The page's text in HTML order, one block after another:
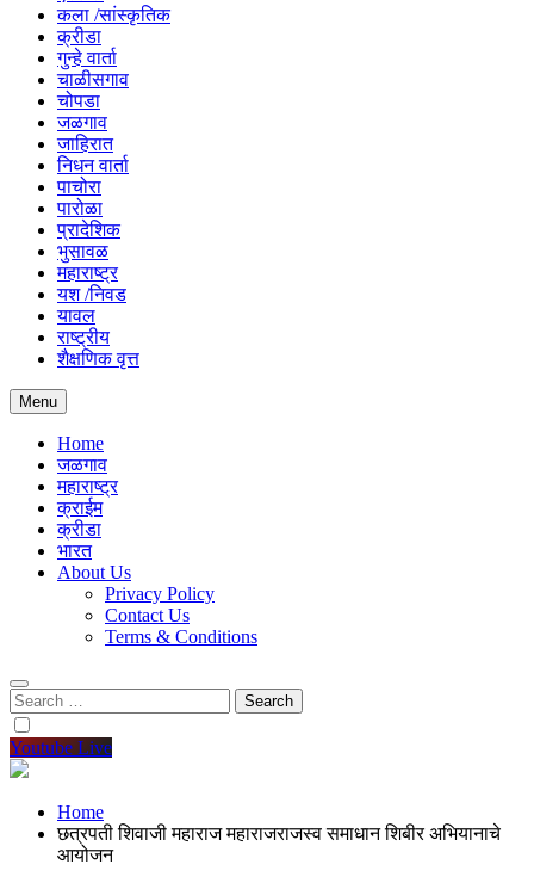
कला /सांस्कृतिक
क्रीडा
गुन्हे वार्ता
चाळीसगाव
चोपडा
जळगाव
जाहिरात
निधन वार्ता
पाचोरा
पारोळा
प्रादेशिक
भुसावळ
महाराष्ट्र
यश /निवड
यावल
राष्ट्रीय
शैक्षणिक वृत्त
Menu
Home
जळगाव
महाराष्ट्र
क्राईम
क्रीडा
भारत
About Us
Privacy Policy
Contact Us
Terms & Conditions
Search
for:
Youtube Live
Home
छत्रपती शिवाजी महाराज महाराजराजस्व समाधान शिबीर अभियानाचे
आयोजन